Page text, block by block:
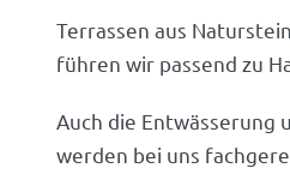
Terrassen aus
führen wir passend zu
Auch die Entwässerung
werden bei uns